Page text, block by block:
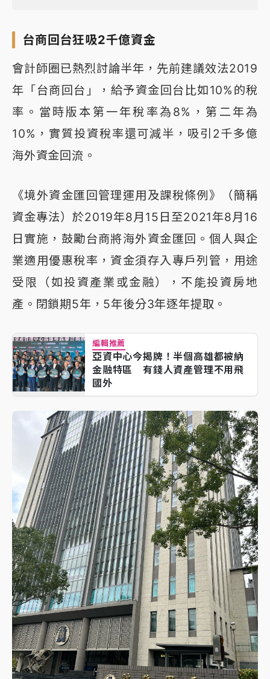
台商回台狂吸2千億資金
會計師圈已熱烈討論半年，先前建議效法2019
年「台商回台」，給予資金回台比如10%的稅
率。當時版本第一年稅率為8%，第二年為
10%，實質投資稅率還可減半，吸引2千多億
海外資金回流。
《境外資金匯回管理運用及課稅條例》（簡稱
資金專法）於2019年8月15日至2021年8月16
日實施，鼓勵台商將海外資金匯回。個人與企
業適用優惠稅率，資金須存入專戶列管，用途
受限（如投資產業或金融），不能投資房地
產。閉鎖期5年，5年後分3年逐年提取。
編輯推薦
亞資中心今揭牌！半個高雄都被納
金融特區 有錢人資產管理不用飛
國外